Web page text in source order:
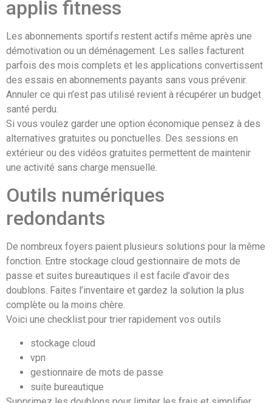
applis fitness
Les abonnements sportifs restent actifs même après une
démotivation ou un déménagement. Les salles facturent
parfois des mois complets et les applications convertissent
des essais en abonnements payants sans vous prévenir.
Annuler ce qui n’est pas utilisé revient à récupérer un budget
santé perdu.
Si vous voulez garder une option économique pensez à des
alternatives gratuites ou ponctuelles. Des sessions en
extérieur ou des vidéos gratuites permettent de maintenir
une activité sans charge mensuelle.
Outils numériques
redondants
De nombreux foyers paient plusieurs solutions pour la même
fonction. Entre stockage cloud gestionnaire de mots de
passe et suites bureautiques il est facile d’avoir des
doublons. Faites l’inventaire et gardez la solution la plus
complète ou la moins chère.
Voici une checklist pour trier rapidement vos outils
stockage cloud
vpn
gestionnaire de mots de passe
suite bureautique